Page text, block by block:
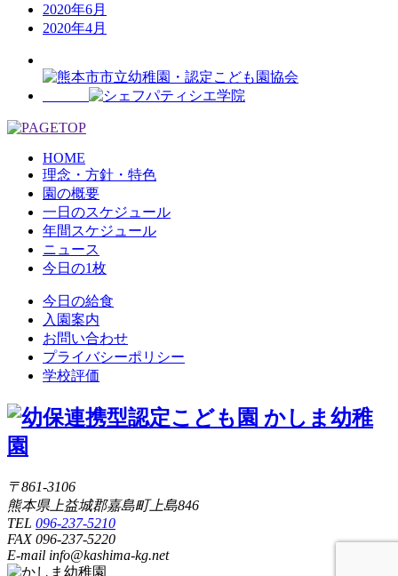
2020年6月
2020年4月
HOME
理念・方針・特色
園の概要
一日のスケジュール
年間スケジュール
ニュース
今日の1枚
今日の給食
入園案内
お問い合わせ
プライバシーポリシー
学校評価
〒861-3106
熊本県上益城郡嘉島町上島846
TEL 096-237-5210
FAX 096-237-5220
E-mail info@kashima-kg.net